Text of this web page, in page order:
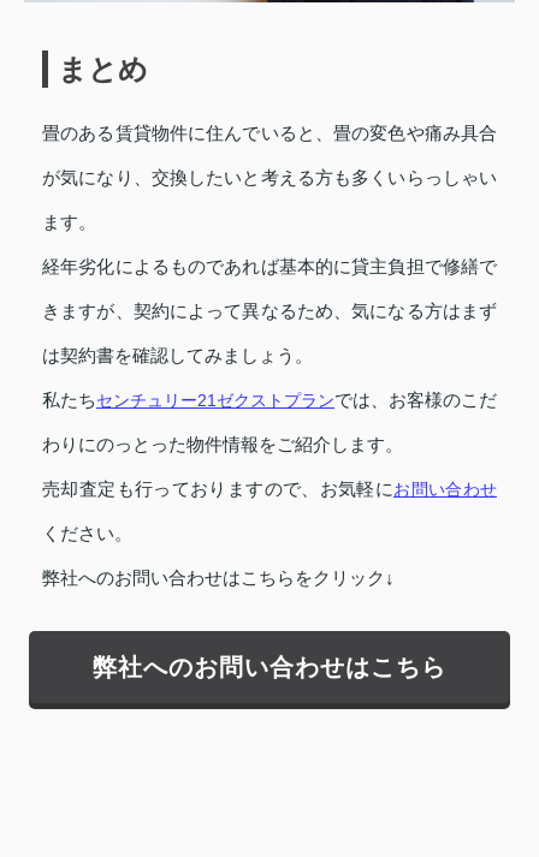
まとめ
畳のある賃貸物件に住んでいると、畳の変色や痛み具合
が気になり、交換したいと考える方も多くいらっしゃい
ます。
経年劣化によるものであれば基本的に貸主負担で修繕で
きますが、契約によって異なるため、気になる方はまず
は契約書を確認してみましょう。
私たちセンチュリー21ゼクストプランでは、お客様のこだ
わりにのっとった物件情報をご紹介します。
売却査定も行っておりますので、お気軽にお問い合わせ
ください。
弊社へのお問い合わせはこちらをクリック↓
弊社へのお問い合わせはこちら